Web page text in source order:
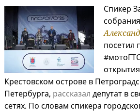
Спикер
собрания
посетил
Крестовском острове в
Петербурга, рассказал депутат в
сетях. По словам спикера